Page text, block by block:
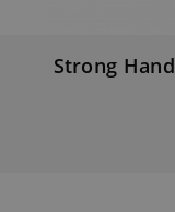
Strong Hand